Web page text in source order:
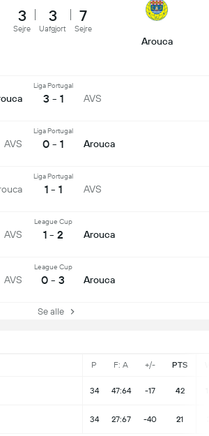
P F: A +/- PTS
34 47:64 -17 42
34 27:67 -40 21
3
Sejre
3
Uafgjort
7
Sejre
Arouca
Liga Portugal
3 - 1 AVS
AVS
Liga Portugal
0 - 1 Arouca
Liga Portugal
1 - 1 AVS
AVS
League Cup
1 - 2 Arouca
AVS
League Cup
0 - 3 Arouca
Se alle